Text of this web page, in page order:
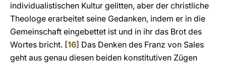
individualistischen Kultur gelitten, aber der christliche
Theologe erarbeitet seine Gedanken, indem er in die
Gemeinschaft eingebettet ist und in ihr das Brot des
Wortes bricht. [16] Das Denken des Franz von Sales
geht aus genau diesen beiden konstitutiven Zügen